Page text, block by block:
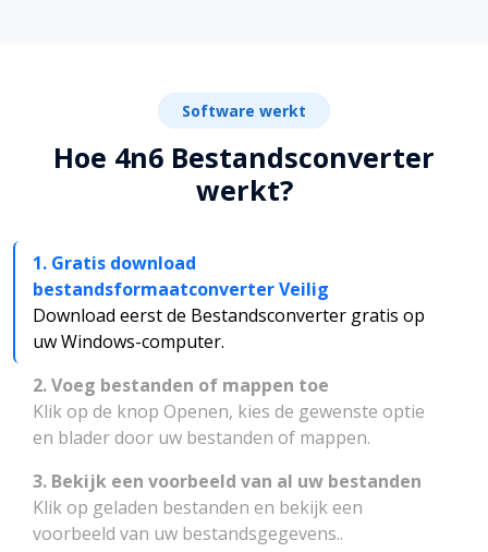
Software werkt
Hoe 4n6 Bestandsconverter
werkt?
1. Gratis download
bestandsformaatconverter Veilig
Download eerst de Bestandsconverter gratis op
uw Windows-computer.
2. Voeg bestanden of mappen toe
Klik op de knop Openen, kies de gewenste optie
en blader door uw bestanden of mappen.
3. Bekijk een voorbeeld van al uw bestanden
Klik op geladen bestanden en bekijk een
voorbeeld van uw bestandsgegevens..